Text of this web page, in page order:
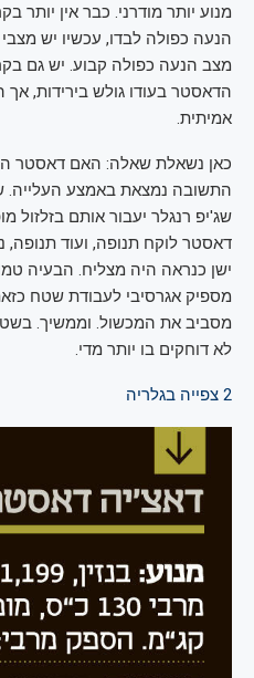
מנוע יותר מודרני. כבר אין
הנעה כפולה לבדו, עכשיו יש
מצב הנעה כפולה קבוע. יש גם
הדאסטר בעודו גולש בירידות,
אמיתית.
כאן נשאלת שאלה: האם דאסטר
התשובה נמצאת באמצע העלייה.
דאסטר לוקח תנופה, ועוד
ישן כנראה היה מצליח. הבעיה
מספיק אגרסיבי לעבודת שטח
מסביב את המכשול. וממשיך.
לא דוחקים בו יותר מדי.
2 צפייה בגלריה